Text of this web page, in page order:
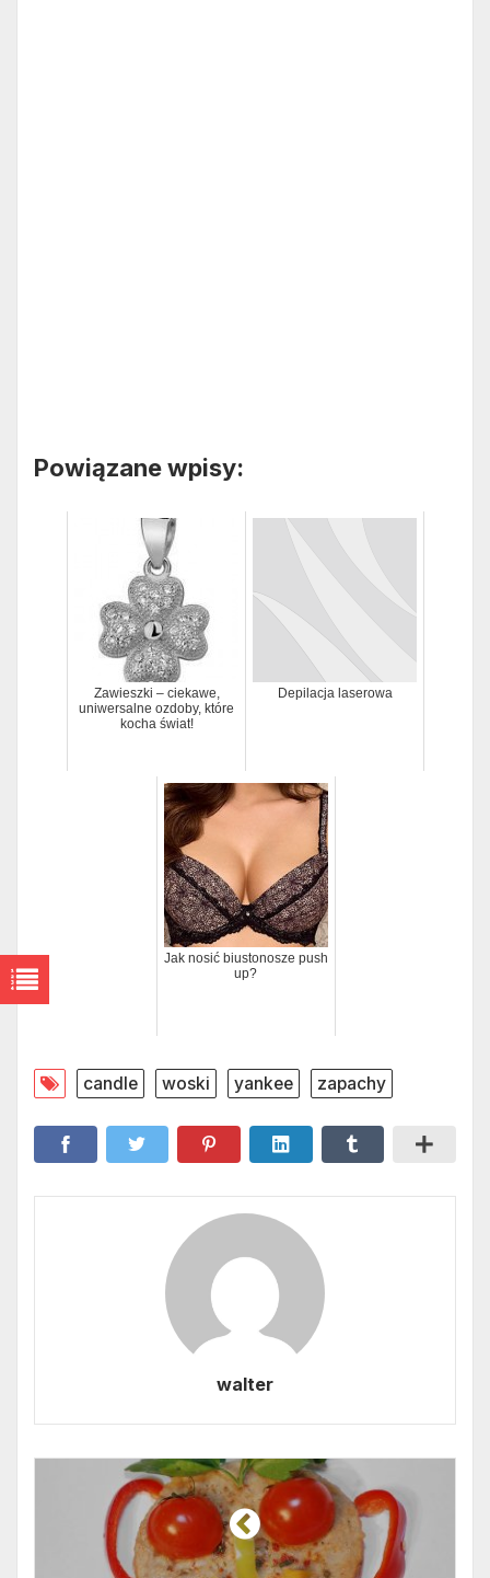
Powiązane wpisy:
Zawieszki – ciekawe,
uniwersalne ozdoby, które
kocha świat!
Depilacja laserowa
Jak nosić biustonosze push
up?
candle woski yankee zapachy
walter